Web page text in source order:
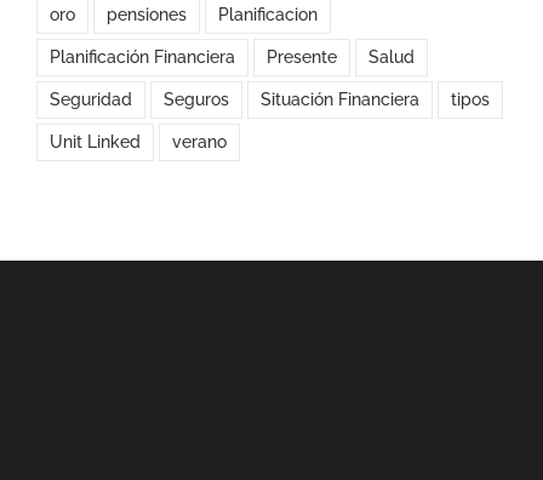
oro pensiones Planificacion
Planificación Financiera Presente Salud
Seguridad Seguros Situación Financiera tipos
Unit Linked verano